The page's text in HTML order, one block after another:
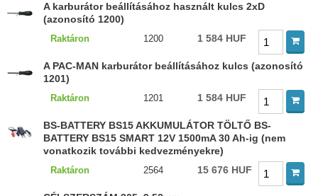
A karburátor beállításához használt kulcs 2xD
(azonosító 1200)
Raktáron 1200 1 584 HUF
A PAC-MAN karburátor beállításához kulcs (azonosító
1201)
Raktáron 1201 1 584 HUF
BS-BATTERY BS15 AKKUMULÁTOR TÖLTŐ BS-
BATTERY BS15 SMART 12V 1500mA 30 Ah-ig (nem
vonatkozik további kedvezményekre)
Raktáron 2564 15 676 HUF